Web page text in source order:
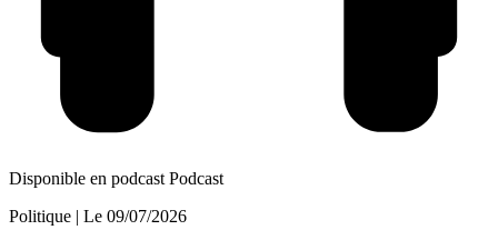
Disponible en podcast Podcast
Politique | Le 09/07/2026